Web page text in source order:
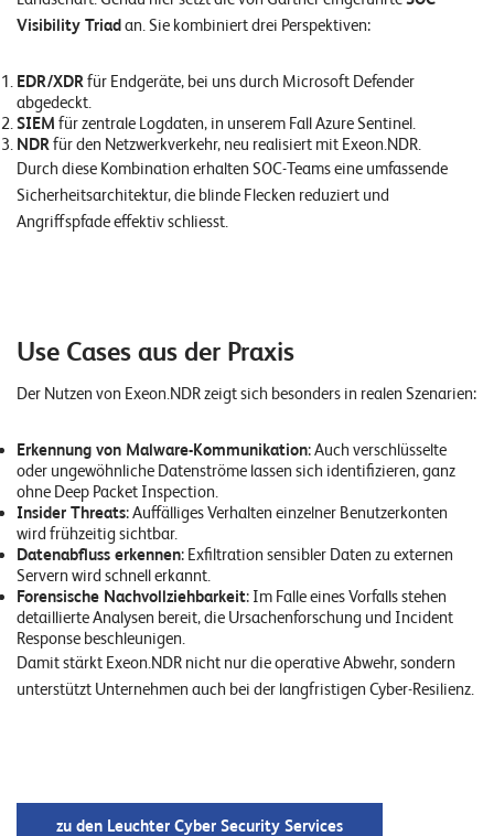
Visibility Triadan. Sie kombiniert drei Perspektiven:
EDR/XDRfür Endgeräte, bei uns durch Microsoft Defender
abgedeckt.
SIEM für zentrale Logdaten, in unserem Fall Azure Sentinel.
NDRfür den Netzwerkverkehr, neu realisiert mit Exeon.NDR.
Durch diese Kombination erhalten SOC-Teams eine umfassende
Sicherheitsarchitektur, die blinde Flecken reduziert und
Angriffspfade effektiv schliesst.
Use Cases aus der Praxis
Der Nutzen von Exeon.NDR zeigt sich besonders in realen Szenarien:
Erkennung von Malware-Kommunikation: Auch verschlüsselte
oder ungewöhnliche Datenströme lassen sich identifizieren, ganz
ohne Deep Packet Inspection.
Insider Threats: Auffälliges Verhalten einzelner Benutzerkonten
wird frühzeitig sichtbar.
Datenabfluss erkennen: Exfiltration sensibler Daten zu externen
Servern wird schnell erkannt.
Forensische Nachvollziehbarkeit: Im Falle eines Vorfalls stehen
detaillierte Analysen bereit, die Ursachenforschung und Incident
Response beschleunigen.
Damit stärkt Exeon.NDR nicht nur die operative Abwehr, sondern
unterstützt Unternehmen auch bei der langfristigen Cyber-Resilienz.
zu den Leuchter Cyber Security Services